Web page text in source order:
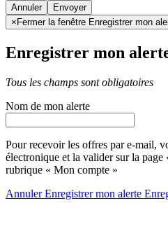
Annuler
× Fermer la fenêtre Enregistrer mon
Enregistrer mon
Tous les champs sont obligatoires
Nom de mon alerte
Pour recevoir les offres par e-mail,
électronique et la valider sur la page
rubrique « Mon compte »
AnnulerEnregistrer mon alerte